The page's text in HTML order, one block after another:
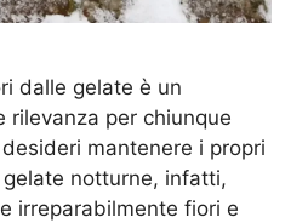
dalle gelate è un
rilevanza per chiunque
mantenere i propri
notturne, infatti,
irreparabilmente fiori e